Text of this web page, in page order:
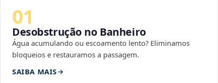
01
Desobstrução no Banheiro
Água acumulando ou escoamento lento? Eliminamos
bloqueios e restauramos a passagem.
SAIBA MAIS